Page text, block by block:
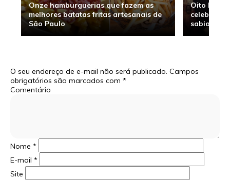
Onze hamburguerias que fazem as
melhores batatas fritas artesanais de
São Paulo
Oito
sabia
O seu endereço de e-mail não será publicado. Campos
obrigatórios são marcados com *
Comentário
Nome *
E-mail *
Site